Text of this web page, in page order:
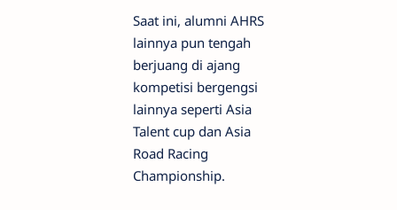
Saat ini, alumni AHRS
lainnya pun tengah
berjuang di ajang
kompetisi bergengsi
lainnya seperti Asia
Talent cup dan Asia
Road Racing
Championship.